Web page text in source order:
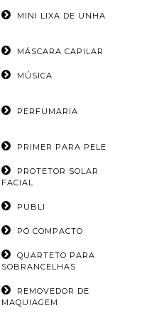
MINI LIXA DE UNHA
MÁSCARA CAPILAR
MÚSICA
PERFUMARIA
PRIMER PARA PELE
PROTETOR SOLAR
FACIAL
PUBLI
PÓ COMPACTO
QUARTETO PARA
SOBRANCELHAS
REMOVEDOR DE
MAQUIAGEM